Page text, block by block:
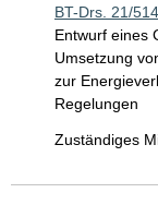
BT-Drs. 21/
Entwurf eines
Umsetzung
zur
Regelungen
Zuständiges